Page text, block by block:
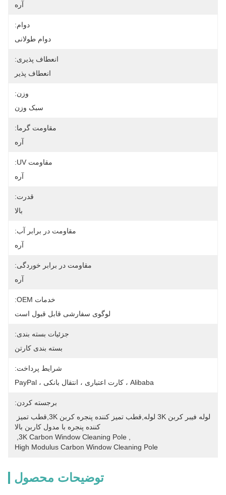
آره
دوام:
دوام طولانی
انعطاف پذیری:
انعطاف پذیر
وزن:
سبک وزن
مقاومت گرما:
آره
مقاومت UV:
آره
قدرت:
بالا
مقاومت در برابر آب:
آره
مقاومت در برابر خوردگی:
آره
خدمات OEM:
لوگوی سفارشی قابل قبول است
جزئیات بسته بندی:
بسته بندی کارتن
شرایط پرداخت:
Alibaba ، کارت اعتباری ، انتقال بانکی ، PayPal
برجسته کردن:
کننده پنجره با مدول کاربن بالا
3K Carbon Window Cleaning Pole
High Modulus Carbon Window Cleaning Pole
توضیحات محصول